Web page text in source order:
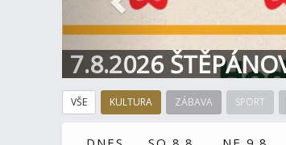
7.8.2026
VŠE KULTURA ZÁBAVA SPORT